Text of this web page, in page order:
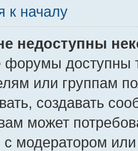
к началу
недоступны
форумы доступны
или группам
создавать
может
с модератором